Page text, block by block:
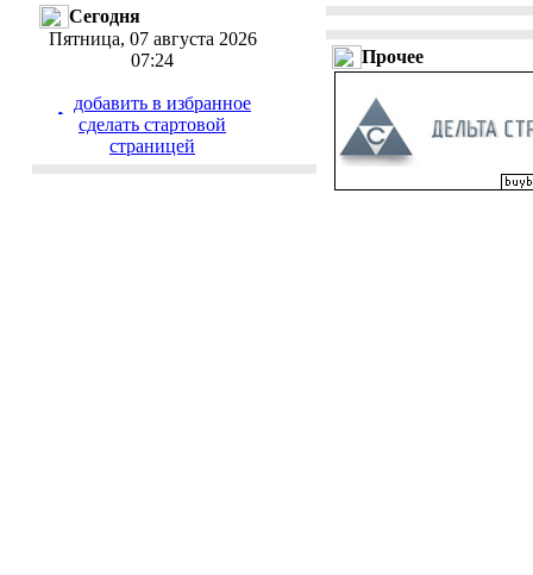
Сегодня
Пятница, 07 августа 2026
07:24
добавить в избранное
cделать стартовой
страницей
Прочее